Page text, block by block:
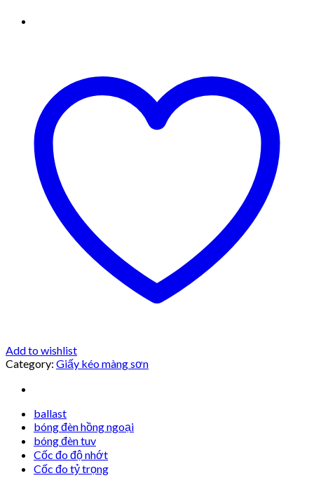
Add to wishlist
Category: Giấy kéo màng sơn
ballast
bóng đèn hồng ngoại
bóng đèn tuv
Cốc đo độ nhớt
Cốc đo tỷ trọng